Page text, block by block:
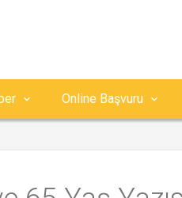
Online Başvuru